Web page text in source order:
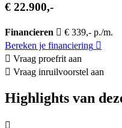
€ 22.900,-
Financieren
€ 339,- p./m.
Bereken je financiering
Vraag proefrit aan
Vraag inruilvoorstel aan
Highlights van